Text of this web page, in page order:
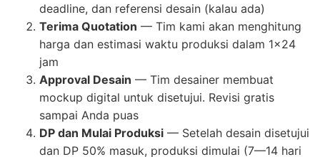
deadline, dan referensi desain (kalau ada)
Terima Quotation — Tim kami akan menghitung
harga dan estimasi waktu produksi dalam 1×24
jam
Approval Desain — Tim desainer membuat
mockup digital untuk disetujui. Revisi gratis
sampai Anda puas
DP dan Mulai Produksi — Setelah desain disetujui
dan DP 50% masuk, produksi dimulai (7—14 hari